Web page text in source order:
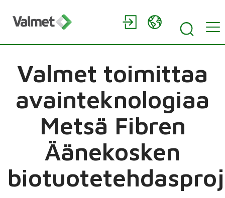
Valmet toimittaa
avainteknologiaa
Metsä Fibren
Äänekosken